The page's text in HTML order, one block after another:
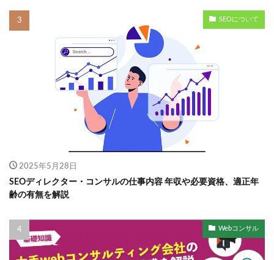
SEOについて
2025年5月28日
SEOディレクター・コンサルの仕事内容 年収や必要資格、適正年
齢の有無を解説
Webコンサル